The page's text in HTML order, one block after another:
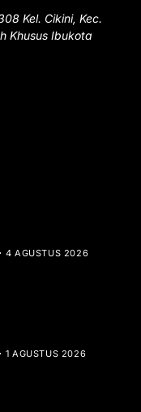
Kel. Cikini, Kec.
Khusus Ibukota
4 AGUSTUS 2026
1 AGUSTUS 2026